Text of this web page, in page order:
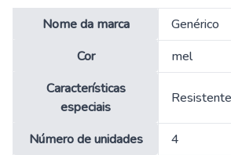
Nome da marca
‎Genérico
Cor
‎mel
Características
especiais
Número de unidades
‎4